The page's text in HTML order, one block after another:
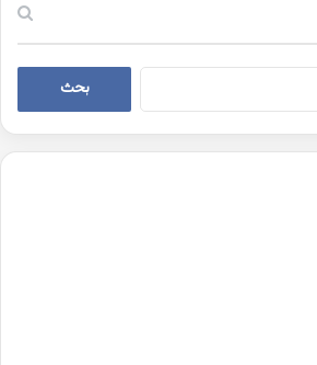
البحث